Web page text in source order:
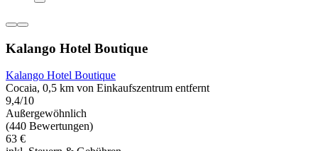
Kalango Hotel Boutique
Kalango Hotel Boutique
Cocaia, 0,5 km von Einkaufszentrum entfernt
9,4/10
Außergewöhnlich
(440 Bewertungen)
63 €